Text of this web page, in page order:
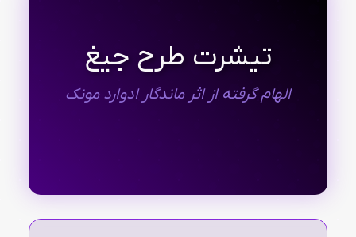
تیشرت طرح جیغ
الهام گرفته از اثر ماندگار ادوارد مونک